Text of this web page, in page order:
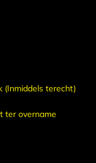
(Inmiddels terecht)
ter overname